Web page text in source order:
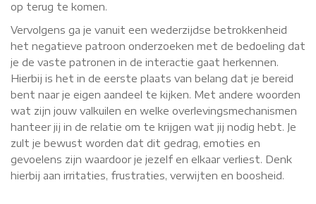
op terug te komen.
Vervolgens ga je vanuit een wederzijdse betrokkenheid
het negatieve patroon onderzoeken met de bedoeling dat
je de vaste patronen in de interactie gaat herkennen.
Hierbij is het in de eerste plaats van belang dat je bereid
bent naar je eigen aandeel te kijken. Met andere woorden
wat zijn jouw valkuilen en welke overlevingsmechanismen
hanteer jij in de relatie om te krijgen wat jij nodig hebt. Je
zult je bewust worden dat dit gedrag, emoties en
gevoelens zijn waardoor je jezelf en elkaar verliest. Denk
hierbij aan irritaties, frustraties, verwijten en boosheid.